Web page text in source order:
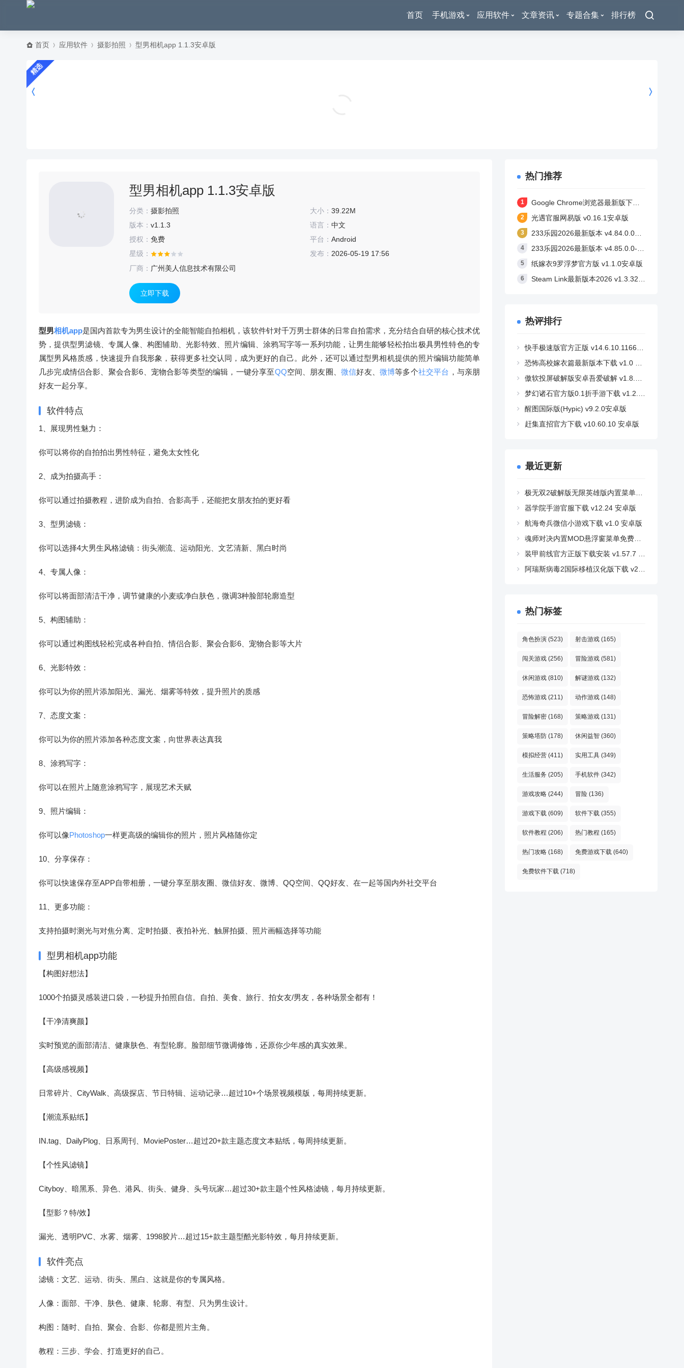
首页 手机游戏 应用软件 文章资讯 专题合集 排行榜
首页 应用软件 摄影拍照 型男相机app 1.1.3安卓版
精选
型男相机app 1.1.3安卓版
分类： 摄影拍照 大小： 39.22M
版本： v1.1.3 语言： 中文
授权： 免费 平台： Android
星级：
发布： 2026-05-19 17:56
厂商： 广州美人信息技术有限公司
立即下载
型男相机app是国内首款专为男生设计的全能智能自拍相机，该软件针对千万男士群体的日常自拍需求，充分结合自研的核心技术优
势，提供型男滤镜、专属人像、构图辅助、光影特效、照片编辑、涂鸦写字等一系列功能，让男生能够轻松拍出极具男性特色的专
属型男风格质感，快速提升自我形象，获得更多社交认同，成为更好的自己。此外，还可以通过型男相机提供的照片编辑功能简单
几步完成情侣合影、聚会合影6、宠物合影等类型的编辑，一键分享至QQ空间、朋友圈、 微信好友、 微博等多个社交平台 ，与亲朋
好友一起分享。
软件特点
1、展现男性魅力：
你可以将你的自拍拍出男性特征，避免太女性化
2、成为拍摄高手：
你可以通过拍摄教程，进阶成为自拍、合影高手，还能把女朋友拍的更好看
3、型男滤镜：
你可以选择4大男生风格滤镜：街头潮流、运动阳光、文艺清新、黑白时尚
4、专属人像：
你可以将面部清洁干净，调节健康的小麦或净白肤色，微调3种脸部轮廓造型
5、构图辅助：
你可以通过构图线轻松完成各种自拍、情侣合影、聚会合影6、宠物合影等大片
6、光影特效：
你可以为你的照片添加阳光、漏光、烟雾等特效，提升照片的质感
7、态度文案：
你可以为你的照片添加各种态度文案，向世界表达真我
8、涂鸦写字：
你可以在照片上随意涂鸦写字，展现艺术天赋
9、照片编辑：
你可以像Photoshop一样更高级的编辑你的照片，照片风格随你定
10、分享保存：
你可以快速保存至APP自带相册，一键分享至朋友圈、微信好友、微博、QQ空间、QQ好友、在一起等国内外社交平台
11、更多功能：
支持拍摄时测光与对焦分离、定时拍摄、夜拍补光、触屏拍摄、照片画幅选择等功能
型男相机app功能
【构图好想法】
1000个拍摄灵感装进口袋，一秒提升拍照自信。自拍、美食、旅行、拍女友/男友，各种场景全都有！
【干净清爽颜】
实时预览的面部清洁、健康肤色、有型轮廓。脸部细节微调修饰，还原你少年感的真实效果。
【高级感视频】
日常碎片、CityWalk、高级探店、节日特辑、运动记录…超过10+个场景视频模版，每周持续更新。
【潮流系贴纸】
IN.tag、DailyPlog、日系周刊、MoviePoster…超过20+款主题态度文本贴纸，每周持续更新。
【个性风滤镜】
Cityboy、暗黑系、异色、港风、街头、健身、头号玩家…超过30+款主题个性风格滤镜，每月持续更新。
【型影？特/效】
漏光、透明PVC、水雾、烟雾、1998胶片…超过15+款主题型酷光影特效，每月持续更新。
软件亮点
滤镜：文艺、运动、街头、黑白、这就是你的专属风格。
人像：面部、干净、肤色、健康、轮廓、有型、只为男生设计。
构图：随时、自拍、聚会、合影、你都是照片主角。
教程：三步、学会、打造更好的自己。
热门推荐
Google Chrome浏览器最新版下载 v138.0.7204.180 安卓版
光遇官服网易版 v0.16.1安卓版
233乐园2026最新版本 v4.84.0.0安卓版
233乐园2026最新版本 v4.85.0.0-4858767安卓版
纸嫁衣9罗浮梦官方版 v1.1.0安卓版
Steam Link最新版本2026 v1.3.32安卓版
热评排行
快手极速版官方正版 v14.6.10.11662安卓版
恐怖高校嫁衣篇最新版本下载 v1.0 安卓版
傲软投屏破解版安卓吾爱破解 v1.8.36 安卓版
梦幻诸石官方版0.1折手游下载 v1.2.2 安卓版
醒图国际版(Hypic) v9.2.0安卓版
赶集直招官方下载 v10.60.10 安卓版
最近更新
极无双2破解版无限英雄版内置菜单下载 v1.39.600 最新版
器学院手游官服下载 v12.24 安卓版
航海奇兵微信小游戏下载 v1.0 安卓版
魂师对决内置MOD悬浮窗菜单免费版下载 v2.41.2 安卓版
装甲前线官方正版下载安装 v1.57.7 安卓版
阿瑞斯病毒2国际移植汉化版下载 v2.2.0 安卓版
热门标签
角色扮演 (523) 射击游戏 (165)
闯关游戏 (256) 冒险游戏 (581)
休闲游戏 (810) 解谜游戏 (132)
恐怖游戏 (211) 动作游戏 (148)
冒险解密 (168) 策略游戏 (131)
策略塔防 (178) 休闲益智 (360)
模拟经营 (411) 实用工具 (349)
生活服务 (205) 手机软件 (342)
游戏攻略 (244) 冒险 (136)
游戏下载 (609) 软件下载 (355)
软件教程 (206) 热门教程 (165)
热门攻略 (168) 免费游戏下载 (640)
免费软件下载 (718)